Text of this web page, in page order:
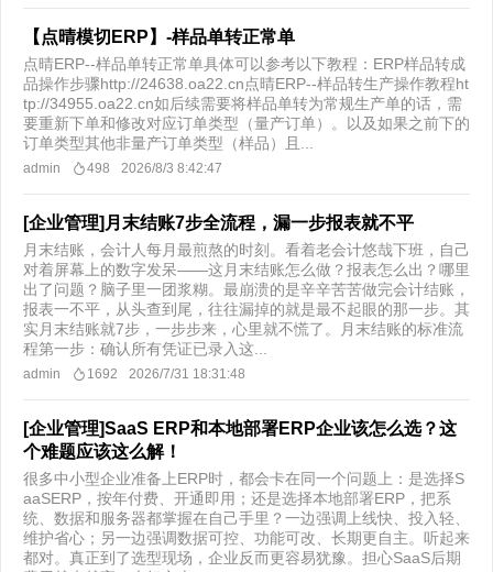
【点晴模切ERP】-样品单转正常单
点晴ERP--样品单转正常单具体可以参考以下教程：ERP样品转成
品操作步骤http://24638.oa22.cn点晴ERP--样品转生产操作教程ht
tp://34955.oa22.cn如后续需要将样品单转为常规生产单的话，需
要重新下单和修改对应订单类型（量产订单）。以及如果之前下的
订单类型其他非量产订单类型（样品）且...
admin 498 2026/8/3 8:42:47
[企业管理]月末结账7步全流程，漏一步报表就不平
月末结账，会计人每月最煎熬的时刻。看着老会计悠哉下班，自己
对着屏幕上的数字发呆——这月末结账怎么做？报表怎么出？哪里
出了问题？脑子里一团浆糊。最崩溃的是辛辛苦苦做完会计结账，
报表一不平，从头查到尾，往往漏掉的就是最不起眼的那一步。其
实月末结账就7步，一步步来，心里就不慌了。月末结账的标准流
程第一步：确认所有凭证已录入这...
admin 1692 2026/7/31 18:31:48
[企业管理]SaaS ERP和本地部署ERP企业该怎么选？这
个难题应该这么解！
很多中小型企业准备上ERP时，都会卡在同一个问题上：是选择S
aaSERP，按年付费、开通即用；还是选择本地部署ERP，把系
统、数据和服务器都掌握在自己手里？一边强调上线快、投入轻、
维护省心；另一边强调数据可控、功能可改、长期更自主。听起来
都对。真正到了选型现场，企业反而更容易犹豫。担心SaaS后期